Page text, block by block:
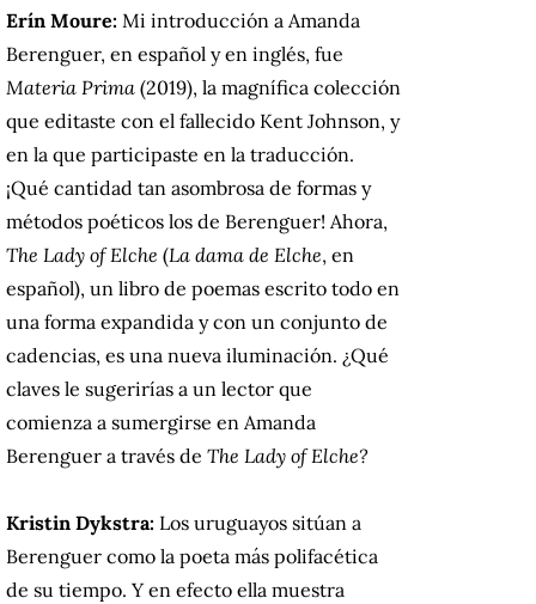
Erín Moure: Mi introducción a Amanda
Berenguer, en español y en inglés, fue
Materia Prima (2019), la magnífica colección
que editaste con el fallecido Kent Johnson, y
en la que participaste en la traducción.
¡Qué cantidad tan asombrosa de formas y
métodos poéticos los de Berenguer! Ahora,
The Lady of Elche (La dama de Elche, en
español), un libro de poemas escrito todo en
una forma expandida y con un conjunto de
cadencias, es una nueva iluminación. ¿Qué
claves le sugerirías a un lector que
comienza a sumergirse en Amanda
Berenguer a través de The Lady of Elche?
Kristin Dykstra: Los uruguayos sitúan a
Berenguer como la poeta más polifacética
de su tiempo. Y en efecto ella muestra